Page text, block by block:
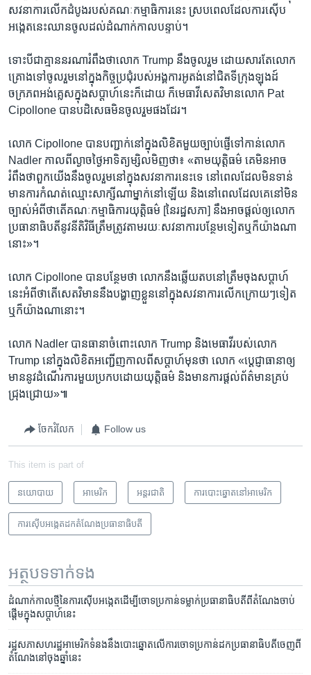
សវនាការ​លើក​ដំបូង​របស់​គណៈកម្មាធិការ​នេះ ស្រប​ពេល​ដែល​ការ​ស៊ើប​
អង្កេត​នេះ​ឈាន​ចូល​ដល់​ដំណាក់កាល​បន្ទាប់។
ទោះបីជា​គ្មាន​នរណា​រំពឹង​ថា​លោក Trump នឹង​ចូលរួម ដោយសារ​តែ​លោក​
គ្រោង​ទៅ​ចូលរួម​នៅ​ក្នុង​កិច្ច​ប្រជុំ​របស់​អង្គការ​អូតង់​នៅ​ជិត​ទីក្រុង​ឡុងដ៍
ចក្រភព​អង់គ្លេស​ក្នុង​សប្ដាហ៍​នេះ​ក៏​ដោយ ក៏​មេធាវី​សេតវិមាន​លោក Pat
Cipollone បាន​បដិសេធ​មិន​ចូលរួម​ផង​ដែរ។
លោក Cipollone បាន​បញ្ជាក់​នៅ​ក្នុង​លិខិត​មួយ​ច្បាប់​ផ្ញើ​ទៅ​កាន់​លោក
Nadler កាល​ពី​ល្ងាច​ថ្ងៃ​អាទិត្យ​ម្សិលមិញ​ថា៖ «តាម​យុត្តិធម៌ គេ​មិន​អាច​
រំពឹង​ថា​ពួក​យើង​នឹង​ចូលរួម​នៅ​ក្នុង​សវនាការ​នេះ​ទេ នៅ​ពេល​ដែល​មិន​ទាន់​
មាន​ការ​កំណត់​ឈ្មោះ​សាក្សី​ណា​ម្នាក់​នៅ​ឡើយ និង​នៅ​ពេល​ដែល​គេ​នៅ​មិន​
ច្បាស់​អំពី​ថា​តើ​គណៈកម្មាធិការ​យុត្តិធម៌​ [នៃ​រដ្ឋសភា] នឹង​អាច​ផ្ដល់​ឲ្យ​លោក​
ប្រធានាធិបតី​នូវ​នីតិវិធី​ត្រឹមត្រូវ​តាម​រយៈ​សវនាការ​បន្ថែម​ទៀត​ឬ​ក៏​យ៉ាង​ណា​
នោះ‍»។
លោក Cipollone បាន​បន្ថែម​ថា លោក​នឹង​ឆ្លើយតប​នៅ​ត្រឹម​ចុង​សប្ដាហ៍​
នេះ​អំពី​ថា​តើ​សេតវិមាន​នឹង​បង្ហាញ​ខ្លួន​នៅ​ក្នុង​សវនាការ​លើក​ក្រោយៗ​ទៀត​
ឬ​ក៏​យ៉ាង​ណា​នោះ។
លោក Nadler បាន​ធានា​ចំពោះ​លោក Trump និង​មេធាវី​របស់​លោក
Trump នៅ​ក្នុង​លិខិត​អញ្ជើញ​កាល​ពី​សប្ដាហ៍​មុន​ថា លោក «ប្ដេជ្ញា​ធានា​ឲ្យ​
មាន​នូវ​ដំណើរការ​មួយ​ប្រកប​ដោយ​យុត្តិធម៌ និង​មាន​ការ​ផ្ដល់​ព័ត៌មាន​គ្រប់​
ជ្រុងជ្រោយ‍»៕
ចែករំលែក Follow us
This item is part of
នយោបាយ អាមេរិក​ អន្តរជាតិ ការបោះឆ្នោតនៅអាមេរិក
ការស៊ើបអង្កេតដកតំណែងប្រធានាធិបតី
អត្ថបទ​ទាក់ទង
ដំណាក់កាល​ថ្មី​នៃ​ការ​ស៊ើបអង្កេត​ដើម្បី​ចោទប្រកាន់​ទម្លាក់​ប្រធានាធិបតី​ពី​តំណែង​ចាប់​
ផ្ដើម​ក្នុង​សប្ដាហ៍​នេះ
រដ្ឋសភា​សហរដ្ឋអាមេរិក​ទំនង​នឹង​បោះឆ្នោត​លើ​ការ​ចោទ​ប្រកាន់​ដក​ប្រធានាធិបតី​ចេញ​​ពី​
តំណែង​នៅ​ចុង​ឆ្នាំ​នេះ